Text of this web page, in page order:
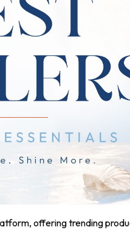
offering trending